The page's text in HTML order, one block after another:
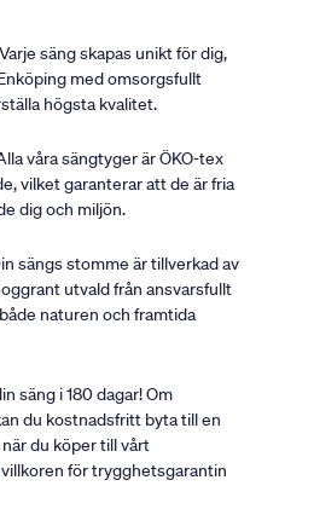
säng skapas unikt för dig,
med omsorgsfullt
högsta kvalitet.
våra sängtyger är ÖKO-tex
vilket garanterar att de är fria
dig och miljön.
sängs stomme är tillverkad av
utvald från ansvarsfullt
naturen och framtida
säng i 180 dagar! Om
du kostnadsfritt byta till en
du köper till vårt
för trygghetsgarantin